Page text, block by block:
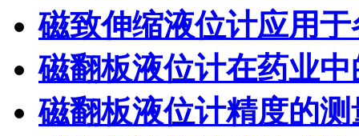
磁致伸缩液位计应用
磁翻板液位计在药业
磁翻板液位计精度的